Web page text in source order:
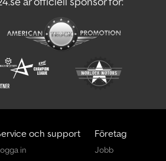
och support
in
Företag
Jobb